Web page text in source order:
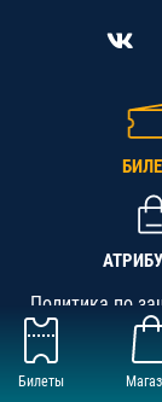
Билеты
Политика по
АНО «СК